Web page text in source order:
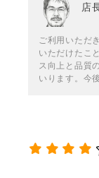
店
ご利用いただ
いただけたこ
ス向上と品質
いります。今